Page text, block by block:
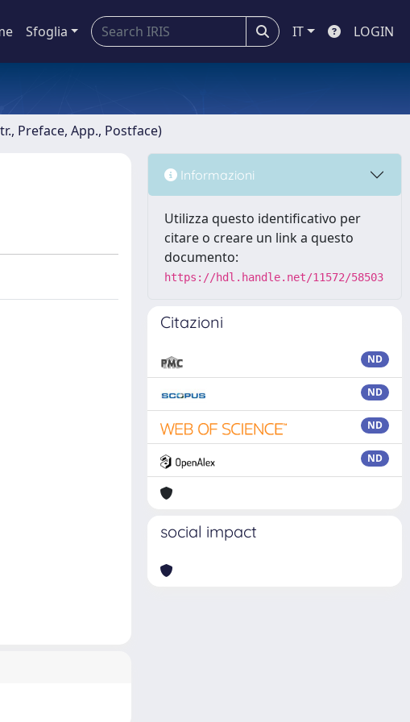
Sfoglia IT LOGIN
Preface, App., Postface)
Informazioni
Utilizza questo identificativo per
citare o creare un link a questo
documento:
https://hdl.handle.net/11572/58503
Citazioni
ND
ND
ND
ND
social impact